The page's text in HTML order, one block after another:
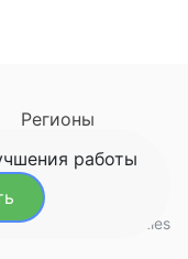
Регионы
вопрос
Cookies
работы